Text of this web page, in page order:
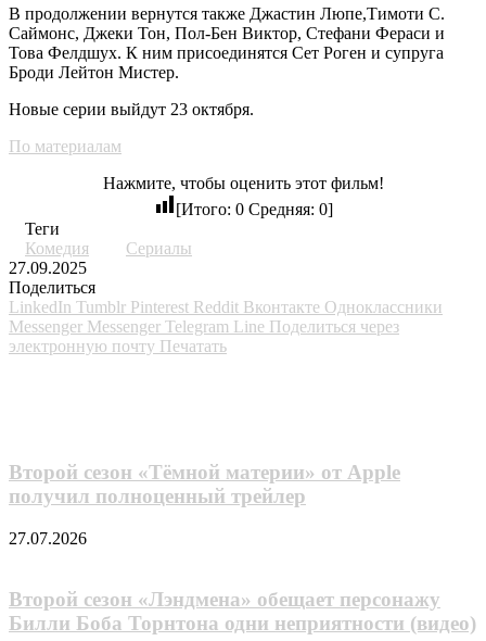
В продолжении вернутся также Джастин Люпе,Тимоти С.
Саймонс, Джеки Тон, Пол-Бен Виктор, Стефани Фераси и
Това Фелдшух. К ним присоединятся Сет Роген и супруга
Броди Лейтон Мистер.
Новые серии выйдут 23 октября.
По материалам
Нажмите, чтобы оценить этот фильм!
[Итого: 0Средняя: 0]
Теги
Комедия
Сериалы
27.09.2025
Поделиться
LinkedIn Tumblr Pinterest Reddit Вконтакте Одноклассники
Messenger Messenger Telegram Line Поделиться через
электронную почту Печатать
Второй сезон «Тёмной материи» от Apple
получил полноценный трейлер
27.07.2026
Второй сезон «Лэндмена» обещает персонажу
Билли Боба Торнтона одни неприятности (видео)